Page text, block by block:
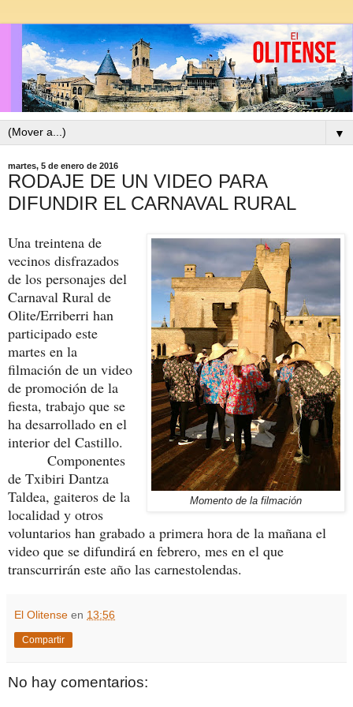
▼
martes, 5 de enero de 2016
RODAJE DE UN VIDEO PARA
DIFUNDIR EL CARNAVAL RURAL
Momento de la filmación
Una treintena de
vecinos disfrazados
de los personajes del
Carnaval Rural de
Olite/Erriberri han
participado este
martes en la
filmación de un video
de promoción de la
fiesta, trabajo que se
ha desarrollado en el
interior del Castillo.
Componentes
de Txibiri Dantza
Taldea, gaiteros de la
localidad y otros
voluntarios han grabado a primera hora de la mañana el
video que se difundirá en febrero, mes en el que
transcurrirán este año las carnestolendas.
El Olitense en 13:56
Compartir
No hay comentarios: